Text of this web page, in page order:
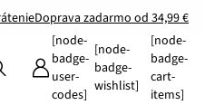
Doprava zadarmo od 34,99 €
[node-
badge-
user-
codes]
[node-
badge-
wishlist]
[node-
badge-
cart-
items]